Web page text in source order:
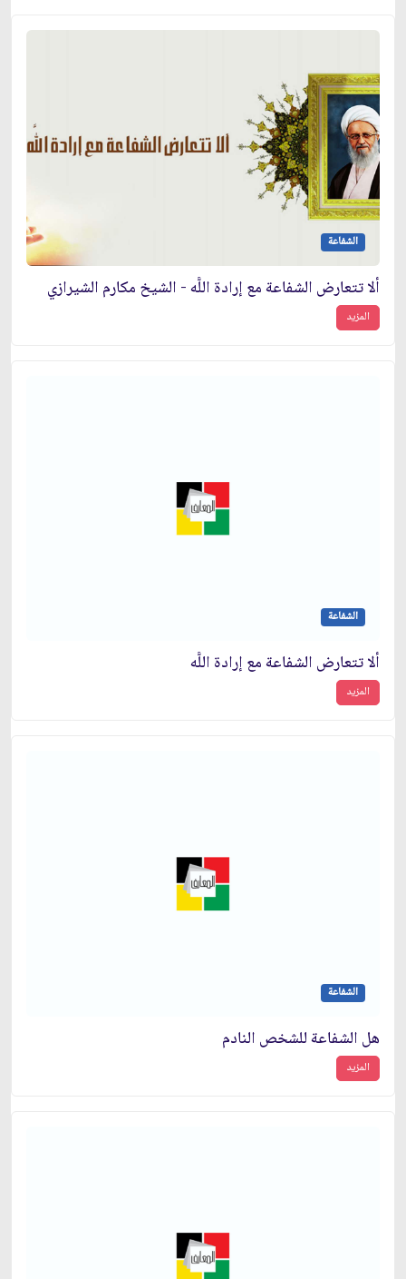
الشفاعة
ألا تتعارض الشفاعة مع إرادة اللَّه - الشيخ مكارم الشيرازي
المزيد
الشفاعة
ألا تتعارض الشفاعة مع إرادة اللَّه
المزيد
الشفاعة
هل الشفاعة للشخص النادم
المزيد